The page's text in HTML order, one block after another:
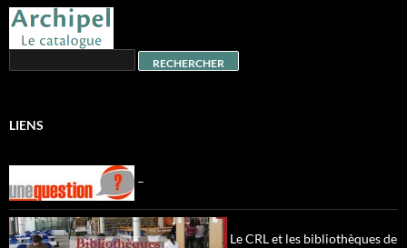
LIENS
–
Le CRL et les bibliothèques de